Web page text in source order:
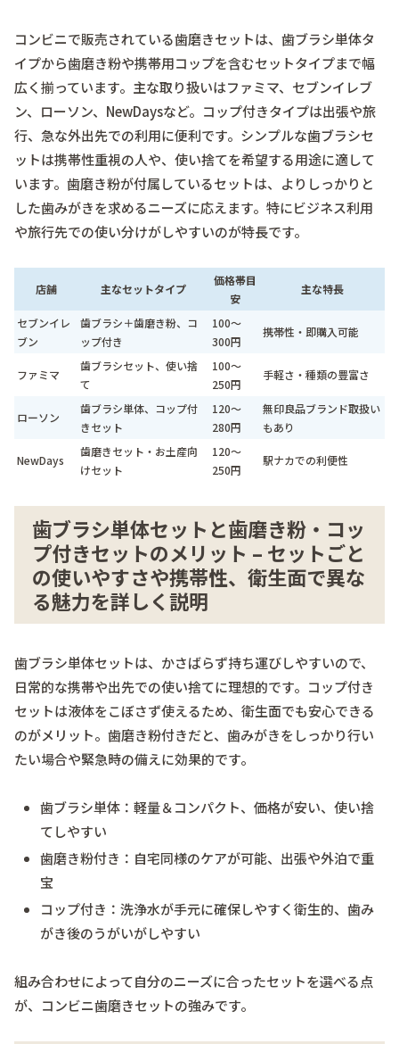
コンビニで販売されている歯磨きセットは、歯ブラシ単体タ
イプから歯磨き粉や携帯用コップを含むセットタイプまで幅
広く揃っています。主な取り扱いはファミマ、セブンイレブ
ン、ローソン、NewDaysなど。コップ付きタイプは出張や旅
行、急な外出先での利用に便利です。シンプルな歯ブラシセ
ットは携帯性重視の人や、使い捨てを希望する用途に適して
います。歯磨き粉が付属しているセットは、よりしっかりと
した歯みがきを求めるニーズに応えます。特にビジネス利用
や旅行先での使い分けがしやすいのが特長です。
店舗 主なセットタイプ
価格帯目
安
主な特長
セブンイレ
ブン
歯ブラシ＋歯磨き粉、コ
ップ付き
100～
300円
携帯性・即購入可能
ファミマ
歯ブラシセット、使い捨
て
100～
250円
手軽さ・種類の豊富さ
ローソン
歯ブラシ単体、コップ付
きセット
120～
280円
無印良品ブランド取扱い
もあり
NewDays
歯磨きセット・お土産向
けセット
120～
250円
駅ナカでの利便性
歯ブラシ単体セットと歯磨き粉・コッ
プ付きセットのメリット – セットごと
の使いやすさや携帯性、衛生面で異な
る魅力を詳しく説明
歯ブラシ単体セットは、かさばらず持ち運びしやすいので、
日常的な携帯や出先での使い捨てに理想的です。コップ付き
セットは液体をこぼさず使えるため、衛生面でも安心できる
のがメリット。歯磨き粉付きだと、歯みがきをしっかり行い
たい場合や緊急時の備えに効果的です。
歯ブラシ単体：軽量＆コンパクト、価格が安い、使い捨
てしやすい
歯磨き粉付き：自宅同様のケアが可能、出張や外泊で重
宝
コップ付き：洗浄水が手元に確保しやすく衛生的、歯み
がき後のうがいがしやすい
組み合わせによって自分のニーズに合ったセットを選べる点
が、コンビニ歯磨きセットの強みです。